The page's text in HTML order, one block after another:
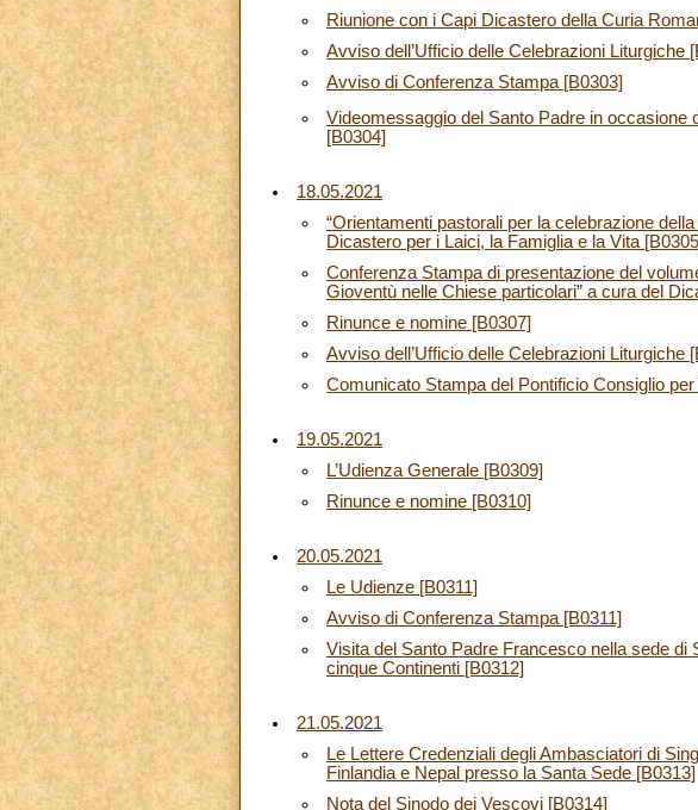
Riunione con i Capi Dicastero della Curia
Avviso dell’Ufficio delle Celebrazioni Liturgiche
Avviso di Conferenza Stampa [B0303]
Videomessaggio del Santo Padre in occasione
[B0304]
18.05.2021
“Orientamenti pastorali per la celebrazione
Dicastero per i Laici, la Famiglia e la Vita
Conferenza Stampa di presentazione del
Gioventù nelle Chiese particolari” a cura del
Rinunce e nomine [B0307]
Avviso dell’Ufficio delle Celebrazioni Liturgiche
Comunicato Stampa del Pontificio Consiglio
19.05.2021
L’Udienza Generale [B0309]
Rinunce e nomine [B0310]
20.05.2021
Le Udienze [B0311]
Avviso di Conferenza Stampa [B0311]
Visita del Santo Padre Francesco nella sede
cinque Continenti [B0312]
21.05.2021
Le Lettere Credenziali degli Ambasciatori di
Finlandia e Nepal presso la Santa Sede [B0313]
Nota del Sinodo dei Vescovi [B0314]